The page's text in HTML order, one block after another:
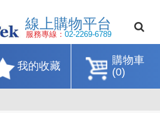
線上購物平
服務專線：02-2269-
購物車
(0)
我的收藏